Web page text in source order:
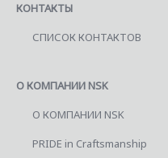
КОНТАКТЫ
СПИСОК КОНТАКТОВ
О КОМПАНИИ NSK
О КОМПАНИИ NSK
PRIDE in Craftsmanship